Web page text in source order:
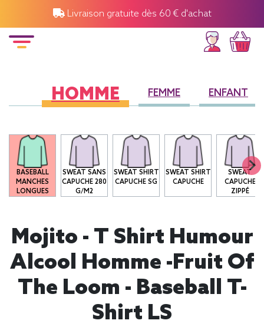
Livraison gratuite dès 60 € d'achat
HOMME FEMME ENFANT
BASEBALL
MANCHES
LONGUES
SWEAT SANS
CAPUCHE 280
G/M2
SWEAT SHIRT
CAPUCHE SG
SWEAT SHIRT
CAPUCHE
SWEAT
CAPUCHE
ZIPPÉ
Mojito - T Shirt Humour
Alcool Homme -Fruit Of
The Loom - Baseball T-
Shirt LS